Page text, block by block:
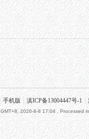
手机版 滇ICP备13004447号-1 |
GMT+8, 2026-8-8 17:04 , Processed